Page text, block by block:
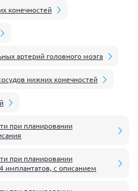
конечностей
артерий головного мозга
нижних конечностей
при планировании
при планировании
имплантатов, с описанием